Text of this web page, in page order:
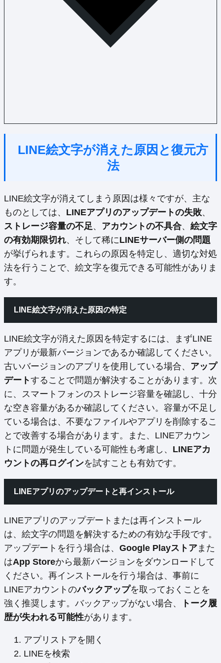
LINE絵文字が消えた原因と復元方
法
LINE絵文字が消えてしまう原因は様々ですが、主な
ものとしては、 LINEアプリのアップデートの失敗、
ストレージ容量の不足、 アカウントの不具合、 絵文字
の有効期限切れ、そして稀にLINEサーバー側の問題
が挙げられます。これらの原因を特定し、適切な対処
法を行うことで、絵文字を復元できる可能性がありま
す。
LINE絵文字が消えた原因の特定
LINE絵文字が消えた原因を特定するには、まずLINE
アプリが最新バージョンであるか確認してください。
古いバージョンのアプリを使用している場合、 アップ
デートすることで問題が解決することがあります。次
に、スマートフォンのストレージ容量を確認し、十分
な空き容量があるか確認してください。容量が不足し
ている場合は、不要なファイルやアプリを削除するこ
とで改善する場合があります。また、LINEアカウン
トに問題が発生している可能性も考慮し、 LINEアカ
ウントの再ログインを試すことも有効です。
LINEアプリのアップデートと再インストール
LINEアプリのアップデートまたは再インストール
は、絵文字の問題を解決するための有効な手段です。
アップデートを行う場合は、 Google Playストアまた
はApp Storeから最新バージョンをダウンロードして
ください。再インストールを行う場合は、事前に
LINEアカウントのバックアップを取っておくことを
強く推奨します。バックアップがない場合、
トーク履
歴が失われる可能性があります。
アプリストアを開く
LINEを検索